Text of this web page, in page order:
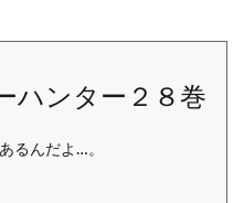
ハンター２８巻
るんだよ…。